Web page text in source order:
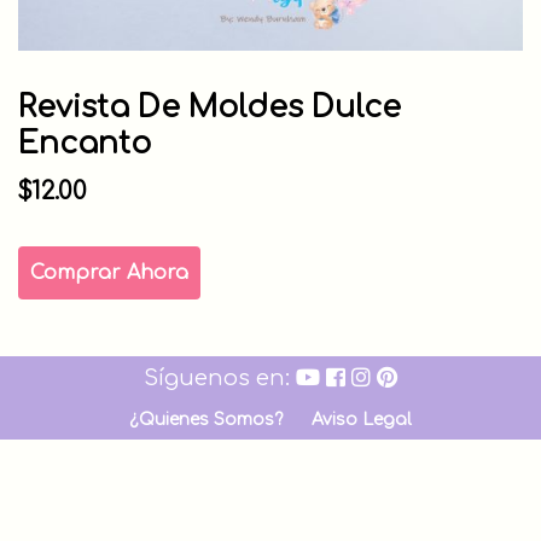
Revista De Moldes Dulce
Encanto
$12.00
Revista
de
dulce
Comprar Ahora
Síguenos en:
¿Quienes Somos? Aviso Legal